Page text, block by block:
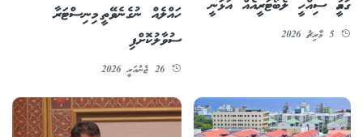
ގައުމީ ސިއްހީ ލެބޯޓަރީއެއް އަޅަނީ
5 މާރިޗު 2026
ހައްލެއް ނުގެނެވޭތީ މިނިސްޓަރާ
ސުވާލުކޮށްފި
26 ޖެނުއަރީ 2026